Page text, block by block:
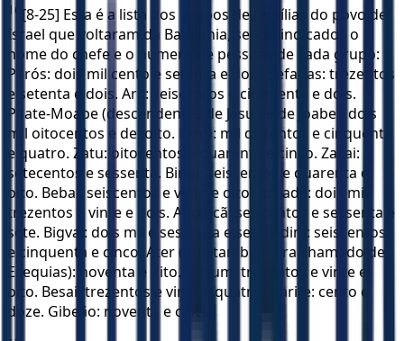
16 [8-25] Esta é a lista dos grupos de famílias do povo de
Israel que voltaram da Babilônia, sendo indicados o
nome do chefe e o número de pessoas de cada grupo:
Parós: dois mil cento e setenta e dois. Sefatias: trezentos
e setenta e dois. Ará: seiscentos e cinquenta e dois.
Paate-Moabe (descendentes de Jesua e de Joabe): dois
mil oitocentos e dezoito. Elom: mil duzentos e cinquenta
e quatro. Zatu: oitocentos e quarenta e cinco. Zacai:
setecentos e sessenta. Binui: seiscentos e quarenta e
oito. Bebai: seiscentos e vinte e oito. Azgade: dois mil
trezentos e vinte e dois. Adonicã: seiscentos e sessenta e
sete. Bigvai: dois mil e sessenta e sete. Adim: seiscentos
e cinquenta e cinco. Ater (que também era chamado de
Ezequias): noventa e oito. Hasum: trezentos e vinte e
oito. Besai: trezentos e vinte e quatro. Harife: cento e
doze. Gibeão: noventa e cinco.